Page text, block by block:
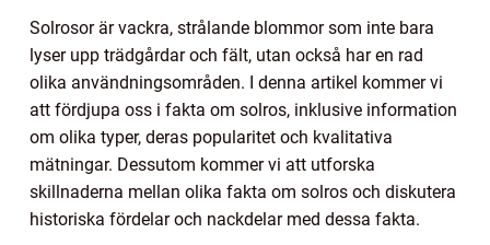
Solrosor är vackra, strålande blommor som inte bara
lyser upp trädgårdar och fält, utan också har en rad
olika användningsområden. I denna artikel kommer vi
att fördjupa oss i fakta om solros, inklusive information
om olika typer, deras popularitet och kvalitativa
mätningar. Dessutom kommer vi att utforska
skillnaderna mellan olika fakta om solros och diskutera
historiska fördelar och nackdelar med dessa fakta.